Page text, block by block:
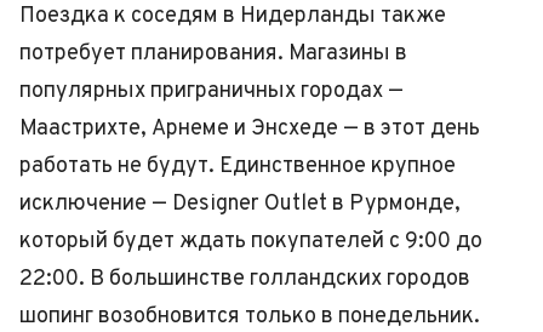
Поездка к соседям в Нидерланды также
потребует планирования. Магазины в
популярных приграничных городах —
Маастрихте, Арнеме и Энсхеде — в этот день
работать не будут. Единственное крупное
исключение — Designer Outlet в Рурмонде,
который будет ждать покупателей с 9:00 до
22:00. В большинстве голландских городов
шопинг возобновится только в понедельник.